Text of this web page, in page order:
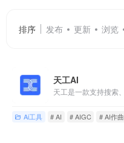
排序 发布 更新 浏览
天工AI
Ai工具 # AI # AIGC # AI作曲